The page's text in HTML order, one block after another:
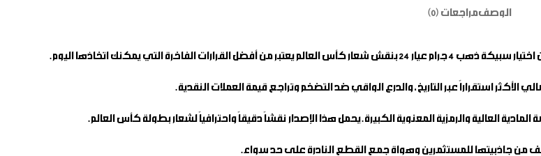
الوصفمراجعات (0)
اختيارسبيكة ذهب 4 جرام عيار 24 بنقش شعار كأس العالم يعتبر من أفضل القرارات الفاخرة التي يمكنك اتخاذها اليوم.
استقراراً عبر التاريخ، والدرع الواقي ضد التضخم وتراجع قيمة العملات النقدية.
العالية والرمزية المعنوية الكبيرة. يحمل هذا الإصدار نقشاً دقيقاً واحترافياً لشعار بطولة كأس العالم.
من جاذبيتها للمستثمرين وهواة جمع القطع النادرة على حد سواء.